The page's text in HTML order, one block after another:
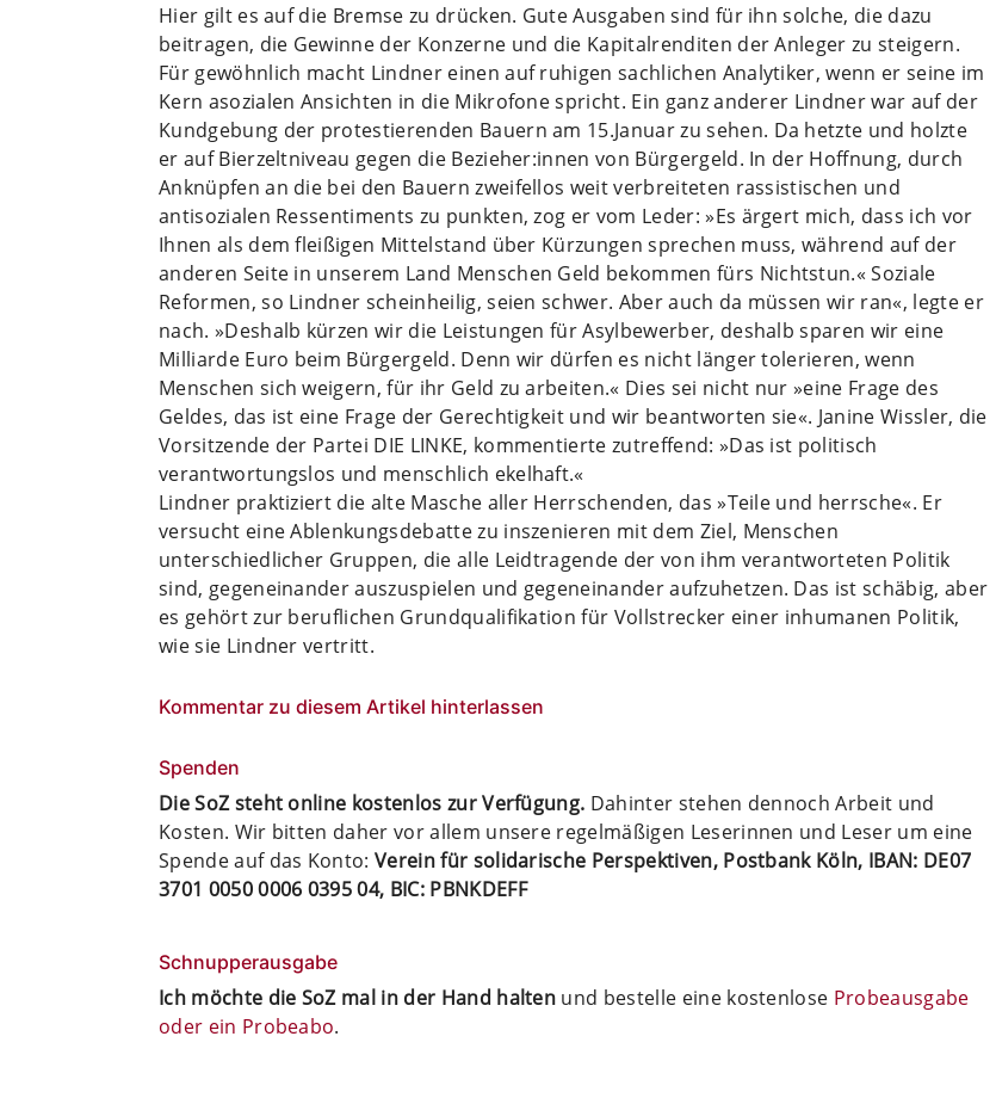
Hier gilt es auf die Bremse zu drücken. Gute Ausgaben sind für ihn solche, die dazu
beitragen, die Gewinne der Konzerne und die Kapitalrenditen der Anleger zu steigern.
Für gewöhnlich macht Lindner einen auf ruhigen sachlichen Analytiker, wenn er seine im
Kern asozialen Ansichten in die Mikrofone spricht. Ein ganz anderer Lindner war auf der
Kundgebung der protestierenden Bauern am 15.Januar zu sehen. Da hetzte und holzte
er auf Bierzeltniveau gegen die Bezieher:innen von Bürgergeld. In der Hoffnung, durch
Anknüpfen an die bei den Bauern zweifellos weit verbreiteten rassistischen und
antisozialen Ressentiments zu punkten, zog er vom Leder: »Es ärgert mich, dass ich vor
Ihnen als dem fleißigen Mittelstand über Kürzungen sprechen muss, während auf der
anderen Seite in unserem Land Menschen Geld bekommen fürs Nichtstun.« Soziale
Reformen, so Lindner scheinheilig, seien schwer. Aber auch da müssen wir ran«, legte er
nach. »Deshalb kürzen wir die Leistungen für Asylbewerber, deshalb sparen wir eine
Milliarde Euro beim Bürgergeld. Denn wir dürfen es nicht länger tolerieren, wenn
Menschen sich weigern, für ihr Geld zu arbeiten.« Dies sei nicht nur »eine Frage des
Geldes, das ist eine Frage der Gerechtigkeit und wir beantworten sie«. Janine Wissler, die
Vorsitzende der Partei DIE LINKE, kommentierte zutreffend: »Das ist politisch
verantwortungslos und menschlich ekelhaft.«
Lindner praktiziert die alte Masche aller Herrschenden, das »Teile und herrsche«. Er
versucht eine Ablenkungsdebatte zu inszenieren mit dem Ziel, Menschen
unterschiedlicher Gruppen, die alle Leidtragende der von ihm verantworteten Politik
sind, gegeneinander auszuspielen und gegeneinander aufzuhetzen. Das ist schäbig, aber
es gehört zur beruflichen Grundqualifikation für Vollstrecker einer inhumanen Politik,
wie sie Lindner vertritt.
Kommentar zu diesem Artikel hinterlassen
Spenden
Die SoZ steht online kostenlos zur Verfügung. Dahinter stehen dennoch Arbeit und
Kosten. Wir bitten daher vor allem unsere regelmäßigen Leserinnen und Leser um eine
Spende auf das Konto:Verein für solidarische Perspektiven, Postbank Köln, IBAN: DE07
3701 0050 0006 0395 04, BIC: PBNKDEFF
Schnupperausgabe
Ich möchte die SoZ mal in der Hand halten und bestelle eine kostenlose Probeausgabe
oder ein Probeabo.